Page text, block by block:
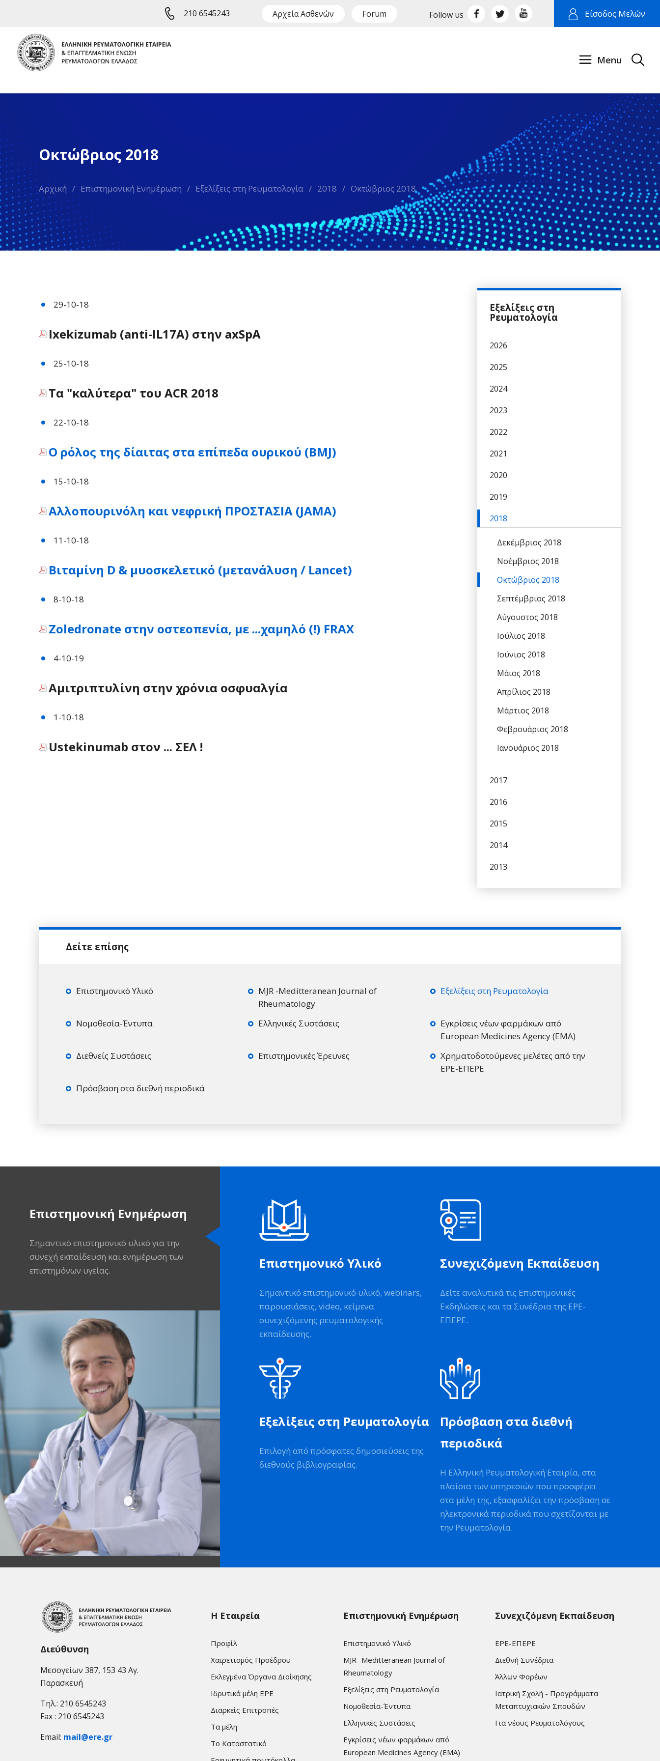
210 6545243 Αρχεία Ασθενών Forum Follow us Είσοδος Μελών
Οκτώβριος 2018
Αρχική / Επιστημονική Ενημέρωση / Εξελίξεις στη Ρευματολογία / 2018 / Οκτώβριος 2018
29-10-18
Ixekizumab (anti-IL17A) στην axSpA
25-10-18
Τα "καλύτερα" του ACR 2018
22-10-18
O ρόλος της δίαιτας στα επίπεδα ουρικού (BMJ)
15-10-18
Αλλοπουρινόλη και νεφρική ΠΡΟΣΤΑΣΙΑ (JAMA)
11-10-18
Βιταμίνη D & μυοσκελετικό (μετανάλυση / Lancet)
8-10-18
Zoledronate στην οστεοπενία, με ...χαμηλό (!) FRAX
4-10-19
Αμιτριπτυλίνη στην χρόνια οσφυαλγία
1-10-18
Ustekinumab στον ... ΣΕΛ !
Εξελίξεις στη
Ρευματολογία
2026
2025
2024
2023
2022
2021
2020
2019
2018
Δεκέμβριος 2018
Νοέμβριος 2018
Οκτώβριος 2018
Σεπτέμβριος 2018
Αύγουστος 2018
Ιούλιος 2018
Ιούνιος 2018
Μάιος 2018
Απρίλιος 2018
Μάρτιος 2018
Φεβρουάριος 2018
Ιανουάριος 2018
2017
2016
2015
2014
2013
Επιστημονικό Υλικό
MJR -Meditteranean Journal of
Rheumatology
Εξελίξεις στη Ρευματολογία
Νομοθεσία-Έντυπα Ελληνικές Συστάσεις
Εγκρίσεις νέων φαρμάκων από
European Medicines Agency (EMA)
Διεθνείς Συστάσεις
Επιστημονικές Έρευνες
Χρηματοδοτούμενες μελέτες από την
ΕΡΕ-ΕΠΕΡΕ
Πρόσβαση στα διεθνή περιοδικά
Επιστημονική Ενημέρωση
Σημαντικό επιστημονικό υλικό για την
συνεχή εκπαίδευση και ενημέρωση των
επιστημόνων υγείας.
Επιστημονικό Υλικό
Σημαντικό επιστημονικό υλικό, webinars,
παρουσιάσεις, video, κείμενα
συνεχιζόμενης ρευματολογικής
εκπαίδευσης.
Συνεχιζόμενη Εκπαίδευση
Δείτε αναλυτικά τις Επιστημονικές
Εκδηλώσεις και τα Συνέδρια της ΕΡΕ-
ΕΠΕΡΕ.
Εξελίξεις στη Ρευματολογία
Επιλογή από πρόσφατες δημοσιεύσεις της
διεθνούς βιβλιογραφίας.
Πρόσβαση στα διεθνή
περιοδικά
Η Ελληνική Ρευματολογική Εταιρία, στα
πλαίσια των υπηρεσιών που προσφέρει
στα μέλη της, εξασφαλίζει την πρόσβαση σε
ηλεκτρονικά περιοδικά που σχετίζονται με
την Ρευματολογία.
Διεύθυνση
Μεσογείων 387, 153 43 Αγ.
Παρασκευή
Τηλ.: 210 6545243
Fax : 210 6545243
Email: mail@ere.gr
Η Εταιρεία
Προφίλ
Χαιρετισμός Προέδρου
Εκλεγμένα Όργανα Διοίκησης
Ιδρυτικά μέλη ΕΡΕ
Διαρκείς Επιτροπές
Τα μέλη
Το Καταστατικό
Επιστημονική Ενημέρωση
Επιστημονικό Υλικό
MJR -Meditteranean Journal of
Rheumatology
Εξελίξεις στη Ρευματολογία
Νομοθεσία-Έντυπα
Ελληνικές Συστάσεις
Εγκρίσεις νέων φαρμάκων από
European Medicines Agency (EMA)
Συνεχιζόμενη Εκπαίδευση
ΕΡΕ-ΕΠΕΡΕ
Διεθνή Συνέδρια
Άλλων Φορέων
Ιατρική Σχολή - Προγράμματα
Μεταπτυχιακών Σπουδών
Για νέους Ρευματολόγους